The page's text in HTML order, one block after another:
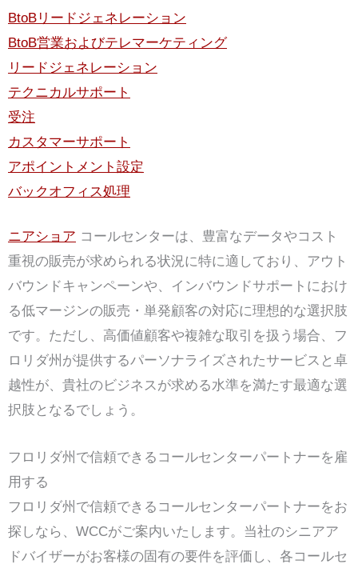
BtoBリードジェネレーション
BtoB営業およびテレマーケティング
リードジェネレーション
テクニカルサポート
受注
カスタマーサポート
アポイントメント設定
バックオフィス処理
ニアショア コールセンターは、豊富なデータやコスト
重視の販売が求められる状況に特に適しており、アウト
バウンドキャンペーンや、インバウンドサポートにおけ
る低マージンの販売・単発顧客の対応に理想的な選択肢
です。ただし、高価値顧客や複雑な取引を扱う場合、フ
ロリダ州が提供するパーソナライズされたサービスと卓
越性が、貴社のビジネスが求める水準を満たす最適な選
択肢となるでしょう。
フロリダ州で信頼できるコールセンターパートナーを雇
用する
フロリダ州で信頼できるコールセンターパートナーをお
探しなら、WCCがご案内いたします。当社のシニアア
ドバイザーがお客様の固有の要件を評価し、各コールセ